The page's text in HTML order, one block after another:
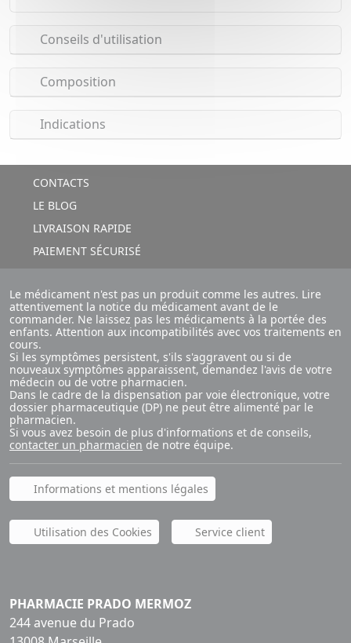
Conseils d'utilisation
Composition
Indications
CONTACTS
LE BLOG
LIVRAISON RAPIDE
PAIEMENT SÉCURISÉ
Le médicament n'est pas un produit comme les autres. Lire
attentivement la notice du médicament avant de le
commander. Ne laissez pas les médicaments à la portée des
enfants. Attention aux incompatibilités avec vos traitements en
cours.
Si les symptômes persistent, s'ils s'aggravent ou si de
nouveaux symptômes apparaissent, demandez l'avis de votre
médecin ou de votre pharmacien.
Dans le cadre de la dispensation par voie électronique, votre
dossier pharmaceutique (DP) ne peut être alimenté par le
pharmacien.
Si vous avez besoin de plus d'informations et de conseils,
contacter un pharmacien de notre équipe.
Informations et mentions légales
Utilisation des Cookies Service client
PHARMACIE PRADO MERMOZ
244 avenue du Prado